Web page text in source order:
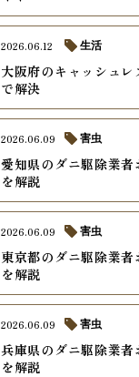
大阪府のキャッシュ
で解決
2026.06.12 生活
愛知県のダニ駆除業
を解説
2026.06.09 害虫
東京都のダニ駆除業
を解説
2026.06.09 害虫
兵庫県のダニ駆除業
を解説
2026.06.09 害虫